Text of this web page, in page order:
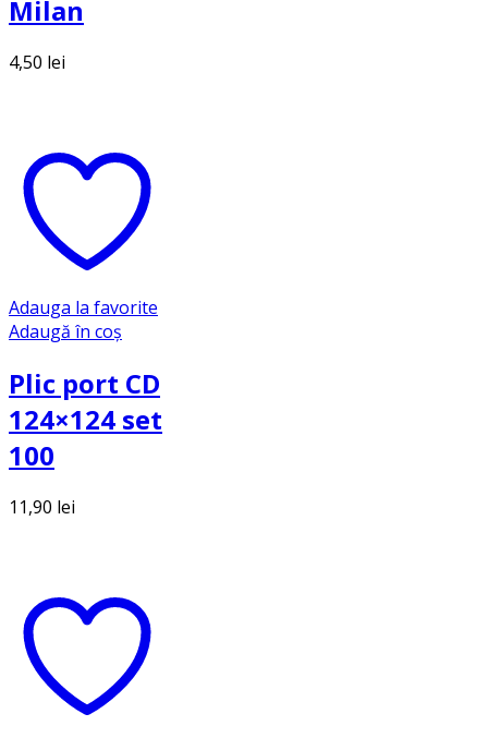
Milan
4,50 lei
Adauga la favorite
Adaugă în coș
Plic port CD
124×124 set
100
11,90 lei